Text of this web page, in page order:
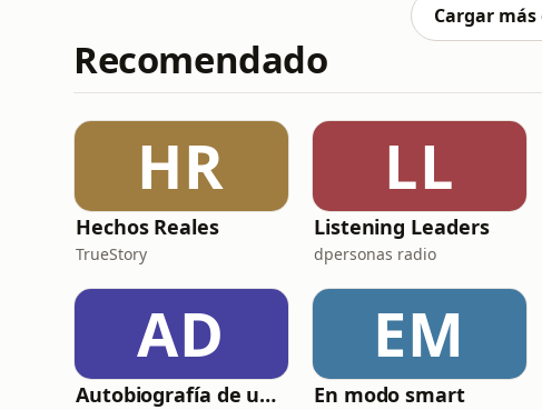
Cargar
Recomendado
HR
Hechos Reales
TrueStory
LL
Listening Leaders
dpersonas radio
AD
Autobiografía de un Yogui con sitar
EM
En modo smart